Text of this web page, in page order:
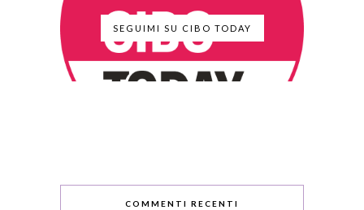
SEGUIMI SU CIBO TODAY
COMMENTI RECENTI